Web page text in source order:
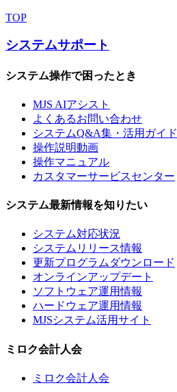
TOP
システムサポート
システム操作で困ったとき
MJS AIアシスト
よくあるお問い合わせ
システムQ&A集・活用ガイド
操作説明動画
操作マニュアル
カスタマーサービスセンター
システム最新情報を知りたい
システム対応状況
システムリリース情報
更新プログラムダウンロード
オンラインアップデート
ソフトウェア運用情報
ハードウェア運用情報
MJSシステム活用サイト
ミロク会計人会
ミロク会計人会